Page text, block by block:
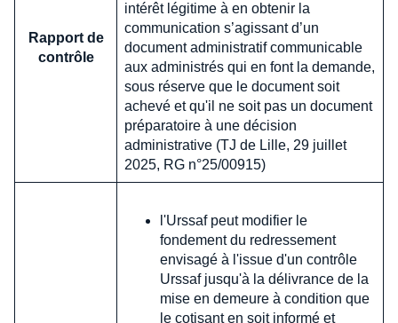
Rapport de
contrôle
intérêt légitime à en obtenir la
communication s’agissant d’un
document administratif communicable
aux administrés qui en font la demande,
sous réserve que le document soit
achevé et qu'il ne soit pas un document
préparatoire à une décision
administrative (TJ de Lille, 29 juillet
2025, RG n°25/00915)
l'Urssaf peut modifier le
fondement du redressement
envisagé à l'issue d'un contrôle
Urssaf jusqu'à la délivrance de la
mise en demeure à condition que
le cotisant en soit informé et